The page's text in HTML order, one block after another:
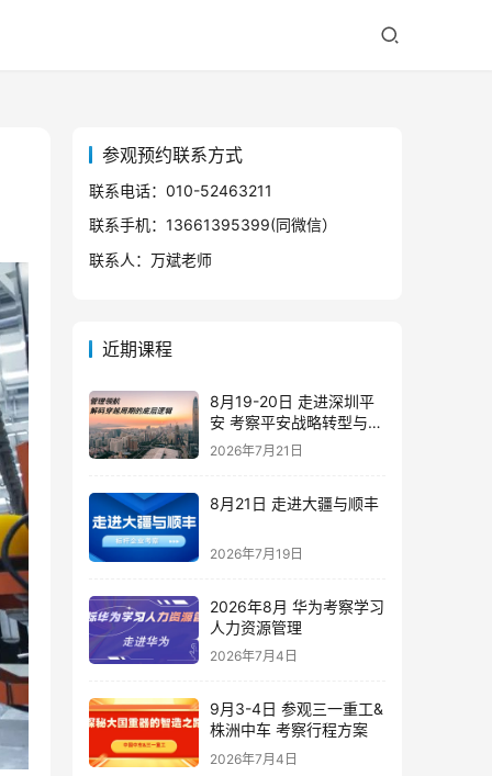
参观预约联系方式
联系电话：010-52463211
联系手机：13661395399(同微信）
联系人：万斌老师
近期课程
8月19-20日 走进深圳平
安 考察平安战略转型与管
理实践
2026年7月21日
8月21日 走进大疆与顺丰
2026年7月19日
2026年8月 华为考察学习
人力资源管理
2026年7月4日
9月3-4日 参观三一重工&
株洲中车 考察行程方案
2026年7月4日